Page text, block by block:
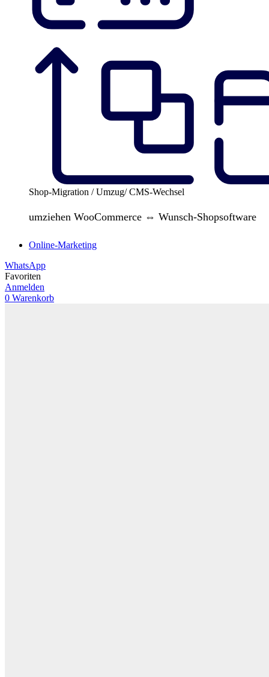
Shop-Migration / Umzug/ CMS-Wechsel
umziehen WooCommerce ⇔ Wunsch-Shopsoftware
Online-Marketing
WhatsApp
Favoriten
Anmelden
0 Warenkorb